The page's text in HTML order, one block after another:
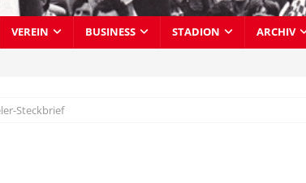
VEREIN BUSINESS STADION ARCHIV
Steckbrief